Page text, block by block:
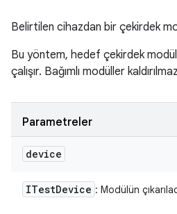
Belirtilen cihazdan bir çekirdek
Bu yöntem, hedef çekirdek
çalışır. Bağımlı modüller
Parametreler
device
ITestDevice : Modülün